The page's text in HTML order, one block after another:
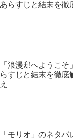
あらすじと結末を徹
「浪漫邸へようこ
らすじと結末を徹
え
「モリオ」のネタ